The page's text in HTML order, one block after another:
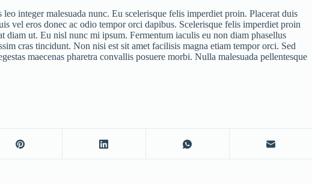
integer malesuada nunc. Eu scelerisque felis imperdiet proin. Placerat duis
vel eros donec ac odio tempor orci dapibus. Scelerisque felis imperdiet proin
diam ut. Eu nisl nunc mi ipsum. Fermentum iaculis eu non diam phasellus
cras tincidunt. Non nisi est sit amet facilisis magna etiam tempor orci. Sed
maecenas pharetra convallis posuere morbi. Nulla malesuada pellentesque